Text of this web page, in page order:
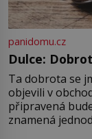
panidomu.cz
Dulce:
Ta dobrota se
objevili v
připravená
znamená